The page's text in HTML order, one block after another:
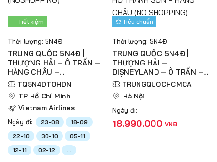
Tiết kiệm
Thời lượng: 5N4Đ
TRUNG QUỐC 5N4Đ |
THƯỢNG HẢI – Ô TRẤN –
HÀNG CHÂU –
DISNEYLAND
(NOSHOPPING)
TQ5N4DTOHDN
TP Hồ Chí Minh
Vietnam Airlines
Ngày đi: 23-08
18-09
22-10
30-10
05-11
12-11
02-12 ...
Tiêu chuẩn
Thời lượng: 5N4Đ
TRUNG QUỐC 5N4Đ |
THƯỢNG HẢI –
DISNEYLAND – Ô TRẤN –
HỒ THANH SƠN – HÀNG
CHÂU (NO SHOPPING)
TRUNGQUOCHCMCA
Hà Nội
Ngày đi:
18.990.000 VNĐ